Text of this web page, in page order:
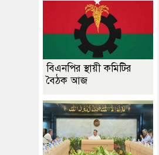
বিএনপির স্থায়ী কমিটির
বৈঠক আজ